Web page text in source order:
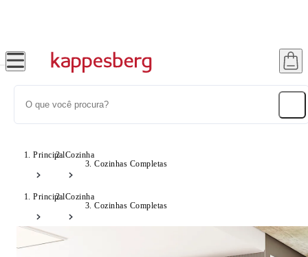
PrincipalCozinha
Cozinhas Completas
PrincipalCozinha
Cozinhas Completas